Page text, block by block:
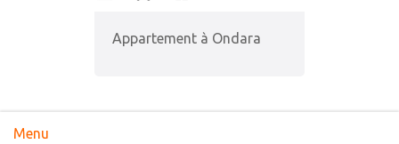
Appartement à Ondara
Menu